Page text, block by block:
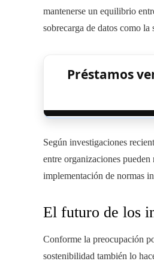
mantenerse un equilibrio
sobrecarga de datos como la
Préstamos
Según investigaciones
entre organizaciones
implementación de normas
El futuro de los
Conforme la preocupación
sostenibilidad también lo